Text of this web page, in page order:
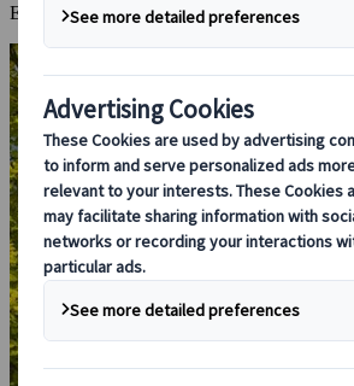
Eine Stadt mit dem Charme der Vergangenheit